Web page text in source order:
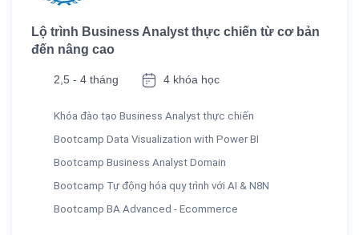
Lộ trình Business Analyst thực chiến từ cơ bản
đến nâng cao
2,5 - 4 tháng 4 khóa học
Khóa đào tạo Business Analyst thực chiến
Bootcamp Data Visualization with Power BI
Bootcamp Business Analyst Domain
Bootcamp Tự động hóa quy trình với AI & N8N
Bootcamp BA Advanced - Ecommerce